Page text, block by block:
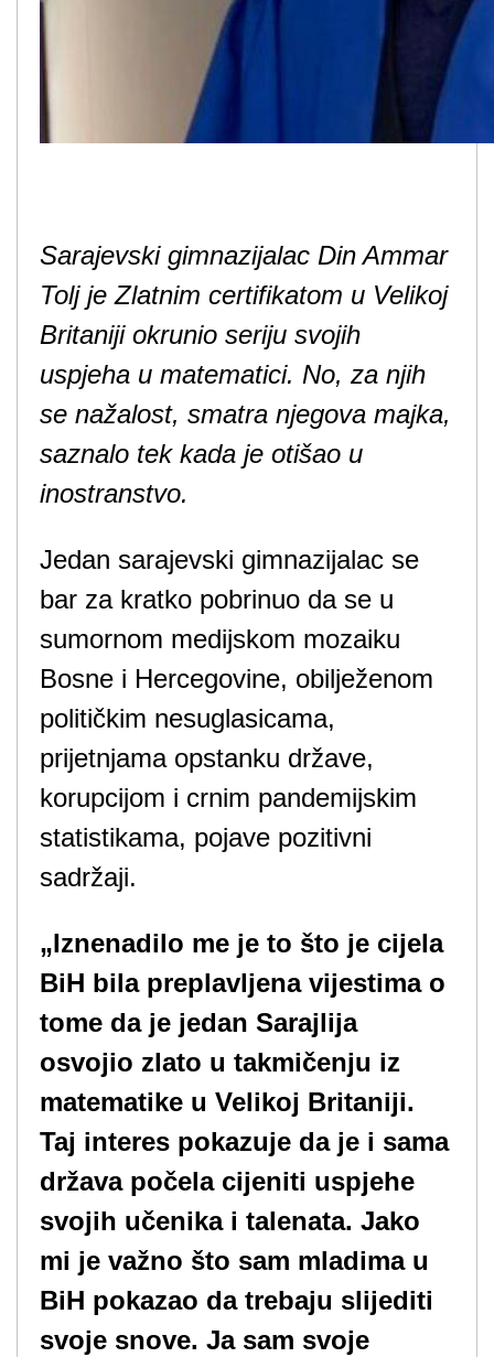
Sarajevski gimnazijalac Din Ammar
Tolj je Zlatnim certifikatom u Velikoj
Britaniji okrunio seriju svojih
uspjeha u matematici. No, za njih
se nažalost, smatra njegova majka,
saznalo tek kada je otišao u
inostranstvo.
Jedan sarajevski gimnazijalac se
bar za kratko pobrinuo da se u
sumornom medijskom mozaiku
Bosne i Hercegovine, obilježenom
političkim nesuglasicama,
prijetnjama opstanku države,
korupcijom i crnim pandemijskim
statistikama, pojave pozitivni
sadržaji.
„Iznenadilo me je to što je cijela
BiH bila preplavljena vijestima o
tome da je jedan Sarajlija
osvojio zlato u takmičenju iz
matematike u Velikoj Britaniji.
Taj interes pokazuje da je i sama
država počela cijeniti uspjehe
svojih učenika i talenata. Jako
mi je važno što sam mladima u
BiH pokazao da trebaju slijediti
svoje snove. Ja sam svoje